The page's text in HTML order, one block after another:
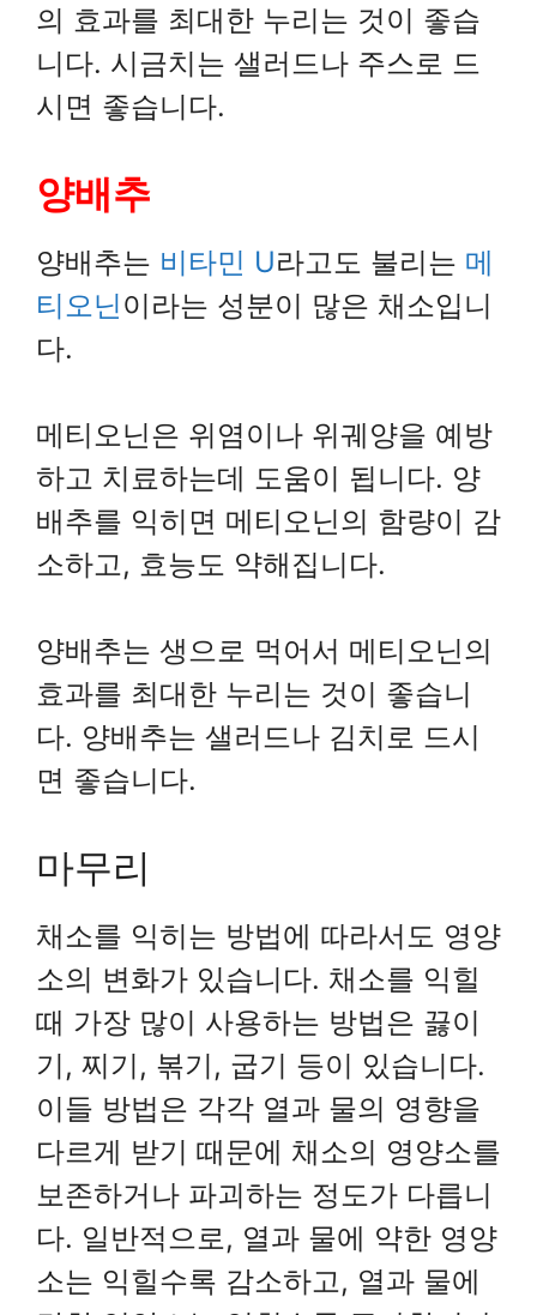
의 효과를 최대한 누리는 것이 좋습
니다. 시금치는 샐러드나 주스로 드
시면 좋습니다.
양배추
양배추는 비타민 U라고도 불리는 메
티오닌이라는 성분이 많은 채소입니
다.
메티오닌은 위염이나 위궤양을 예방
하고 치료하는데 도움이 됩니다. 양
배추를 익히면 메티오닌의 함량이 감
소하고, 효능도 약해집니다.
양배추는 생으로 먹어서 메티오닌의
효과를 최대한 누리는 것이 좋습니
다. 양배추는 샐러드나 김치로 드시
면 좋습니다.
마무리
채소를 익히는 방법에 따라서도 영양
소의 변화가 있습니다. 채소를 익힐
때 가장 많이 사용하는 방법은 끓이
기, 찌기, 볶기, 굽기 등이 있습니다.
이들 방법은 각각 열과 물의 영향을
다르게 받기 때문에 채소의 영양소를
보존하거나 파괴하는 정도가 다릅니
다. 일반적으로, 열과 물에 약한 영양
소는 익힐수록 감소하고, 열과 물에